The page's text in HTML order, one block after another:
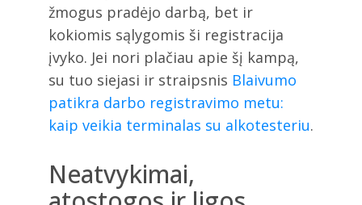
žmogus pradėjo darbą, bet ir
kokiomis sąlygomis ši registracija
įvyko. Jei nori plačiau apie šį kampą,
su tuo siejasi ir straipsnis Blaivumo
patikra darbo registravimo metu:
kaip veikia terminalas su alkotesteriu.
Neatvykimai,